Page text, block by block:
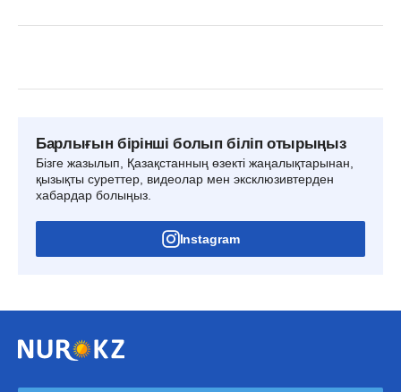
Барлығын бірінші болып біліп отырыңыз
Бізге жазылып, Қазақстанның өзекті жаңалықтарынан,
қызықты суреттер, видеолар мен эксклюзивтерден
хабардар болыңыз.
Instagram